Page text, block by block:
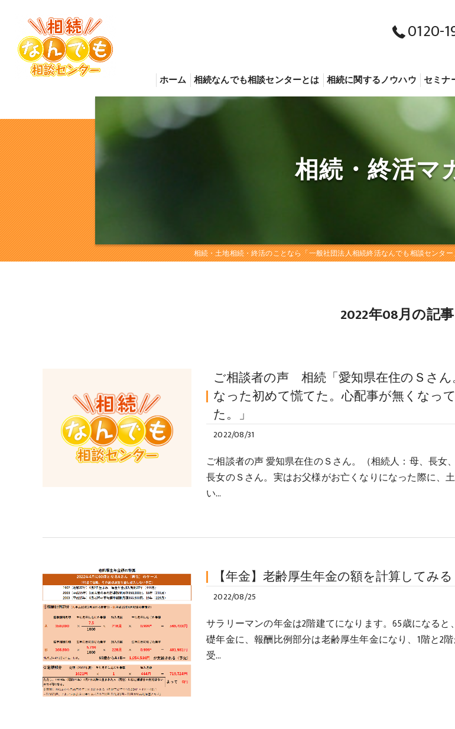
0120-
ホーム 相続なんでも相談センターとは 相続に関するノウハウ セミナ
相続・終活マ
相続・土地相続・終活のことなら「一般社団法人相続終活なんでも相談センタ
2022年08月の記事
ご相談者の声 相続「愛知県在住のＳさん
なった初めて慌てた。心配事が無くなっ
た。」
2022/08/31
ご相談者の声 愛知県在住のＳさん。（相続人：母、長女
長女のＳさん。実はお父様がお亡くなりになった際に、
い…
【年金】老齢厚生年金の額を計算してみる
2022/08/25
サラリーマンの年金は2階建てになります。65歳になると
礎年金に、報酬比例部分は老齢厚生年金になり、1階と2
受…